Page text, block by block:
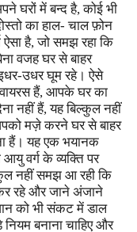
घरों में बन्द है,कोई भी
का हाल- चाल फ़ोन
ऐसा है,जो समझ रहा कि
वजह घर से बाहर
उधर घूम रहे। ऐसे
हैं,आपके घर का
नहीं हैं,यह बिल्कुल नहीं
मज़े करने घर से बाहर
हैं। यह एक भयानक
आयु वर्ग के व्यक्ति पर
नहीं समझ आ रही कि
रहे और जाने अंजाने
को भी संकट में डाल
बनाना चाहिए और